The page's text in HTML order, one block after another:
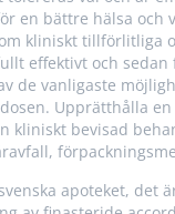
en bättre hälsa och
kliniskt tillförlitliga
effektivt och
de vanligaste
Upprätthålla
kliniskt bevisad
apoteket, det